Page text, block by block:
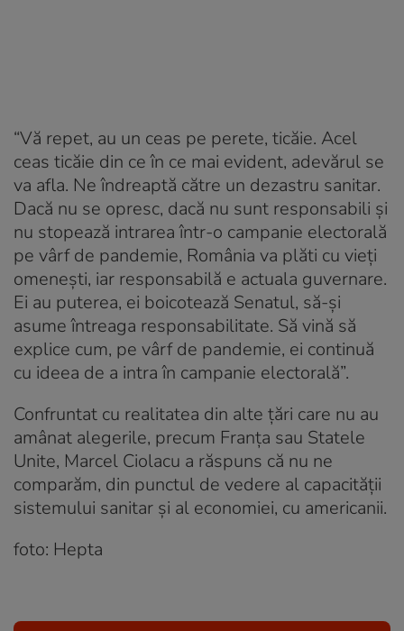
“Vă repet, au un ceas pe perete, ticăie. Acel
ceas ticăie din ce în ce mai evident, adevărul se
va afla. Ne îndreaptă către un dezastru sanitar.
Dacă nu se opresc, dacă nu sunt responsabili și
nu stopează intrarea într-o campanie electorală
pe vârf de pandemie, România va plăti cu vieți
omenești, iar responsabilă e actuala guvernare.
Ei au puterea, ei boicotează Senatul, să-și
asume întreaga responsabilitate. Să vină să
explice cum, pe vârf de pandemie, ei continuă
cu ideea de a intra în campanie electorală”.
Confruntat cu realitatea din alte țări care nu au
amânat alegerile, precum Franța sau Statele
Unite, Marcel Ciolacu a răspuns că nu ne
comparăm, din punctul de vedere al capacității
sistemului sanitar și al economiei, cu americanii.
foto: Hepta